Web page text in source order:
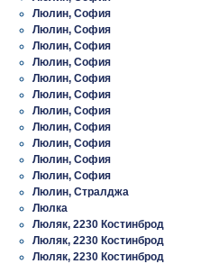
Люлин, София
Люлин, София
Люлин, София
Люлин, София
Люлин, София
Люлин, София
Люлин, София
Люлин, София
Люлин, София
Люлин, София
Люлин, София
Люлин, Стралджа
Люлка
Люляк, 2230 Костинброд
Люляк, 2230 Костинброд
Люляк, 2230 Костинброд